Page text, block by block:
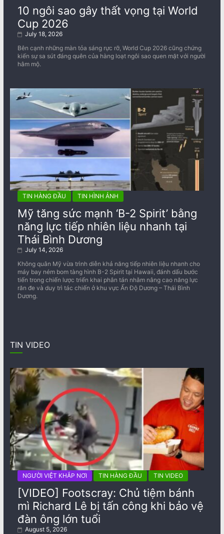
10 ngôi sao gây thất vọng tại World
Cup 2026
July 18, 2026
Bên cạnh những màn tỏa sáng rực rỡ, World Cup 2026 cũng chứng
kiến sự sa sút đáng quên của hàng loạt ngôi sao quen mặt với người
hâm mộ.
TIN HÀNG ĐẦU TIN HÌNH ẢNH
Mỹ tăng sức mạnh ‘B-2 Spirit’ bằng
năng lực tiếp nhiên liệu nhanh tại
Thái Bình Dương
July 14, 2026
Không quân Mỹ vừa trình diễn khả năng tiếp nhiên liệu nhanh cho
máy bay ném bom tàng hình B-2 Spirit tại Hawaii, đánh dấu bước
tiến trong chiến lược triển khai phân tán nhằm nâng cao năng lực
răn đe và duy trì tác chiến ở khu vực Ấn Độ Dương – Thái Bình
Dương.
TIN VIDEO
NGƯỜI VIỆT KHẮP NƠI TIN HÀNG ĐẦU TIN VIDEO
[VIDEO] Footscray: Chủ tiệm bánh
mì Richard Lê bị tấn công khi bảo vệ
đàn ông lớn tuổi
August 5, 2026